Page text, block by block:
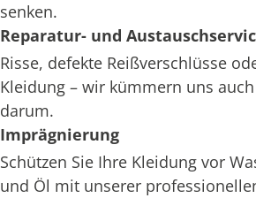
senken.
Reparatur- und
Risse, defekte Reißverschlüsse
Kleidung – wir kümmern uns
darum.
Imprägnierung
Schützen Sie Ihre Kleidung vor
und Öl mit unserer